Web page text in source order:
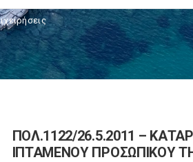
ΠΟΛ.1122/26.5.2011 –
ΙΠΤΑΜΕΝΟΥ ΠΡΟΣΩΠΙΚΟΥ